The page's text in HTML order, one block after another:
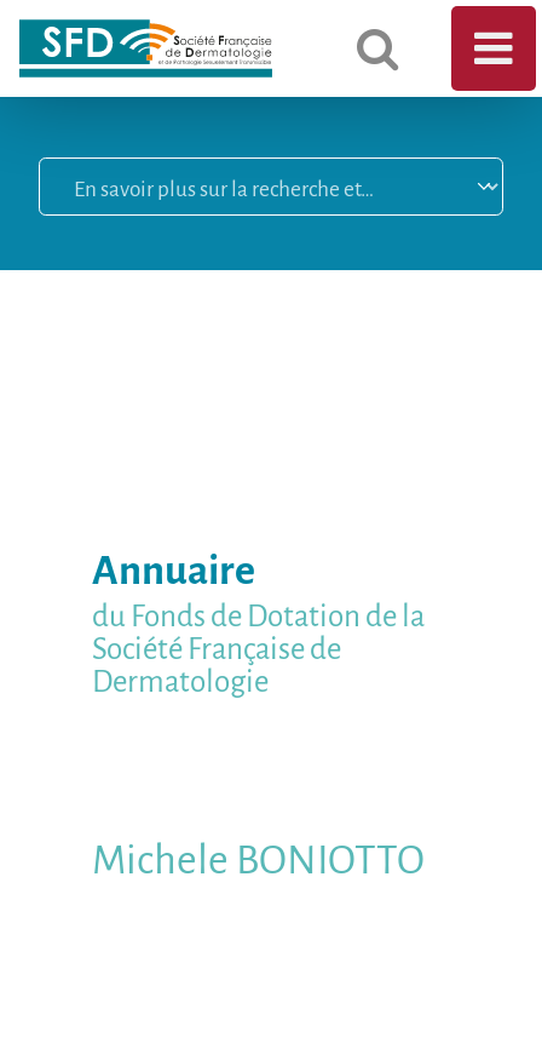
Annuaire
du Fonds de Dotation de la
Société Française de
Dermatologie
Michele BONIOTTO